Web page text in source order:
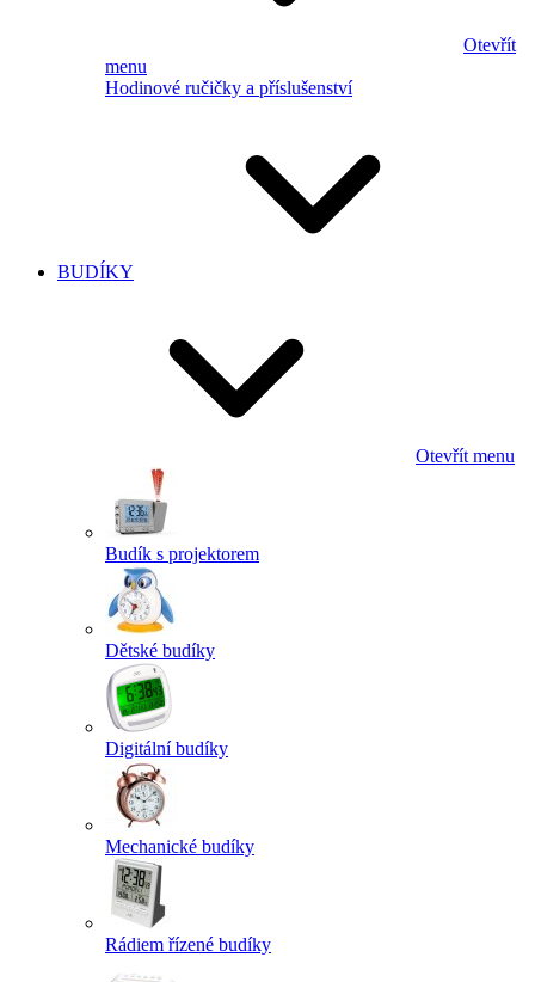
Otevřít
menu
Hodinové ručičky a příslušenství
BUDÍKY
Otevřít menu
Budík s projektorem
Dětské budíky
Digitální budíky
Mechanické budíky
Rádiem řízené budíky